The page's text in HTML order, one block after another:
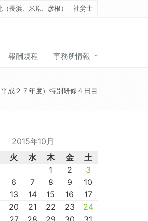
長浜、米原、彦根） 社労士
報酬規程 事務所情報
成２７年度）特別研修４日目
2015年10月
火 水 木 金
土
1
2
3
6 7 8 9
10
13 14 15 16
17
20 21 22 23
24